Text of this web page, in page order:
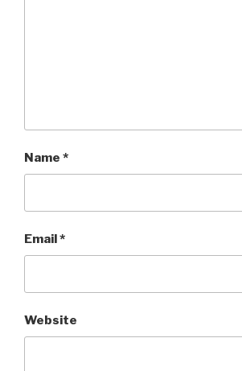
Name *
Email*
Website